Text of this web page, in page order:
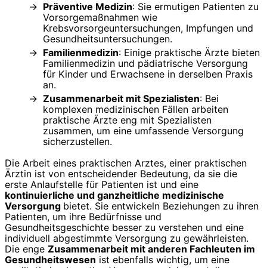
Präventive Medizin: Sie ermutigen Patienten zu
Vorsorgemaßnahmen wie
Krebsvorsorgeuntersuchungen, Impfungen und
Gesundheitsuntersuchungen.
Familienmedizin: Einige praktische Ärzte bieten
Familienmedizin und pädiatrische Versorgung
für Kinder und Erwachsene in derselben Praxis
an.
Zusammenarbeit mit Spezialisten: Bei
komplexen medizinischen Fällen arbeiten
praktische Ärzte eng mit Spezialisten
zusammen, um eine umfassende Versorgung
sicherzustellen.
Die Arbeit eines praktischen Arztes, einer praktischen
Ärztin ist von entscheidender Bedeutung, da sie die
erste Anlaufstelle für Patienten ist und eine
kontinuierliche und ganzheitliche medizinische
Versorgung bietet. Sie entwickeln Beziehungen zu ihren
Patienten, um ihre Bedürfnisse und
Gesundheitsgeschichte besser zu verstehen und eine
individuell abgestimmte Versorgung zu gewährleisten.
Die enge Zusammenarbeit mit anderen Fachleuten im
Gesundheitswesen ist ebenfalls wichtig, um eine